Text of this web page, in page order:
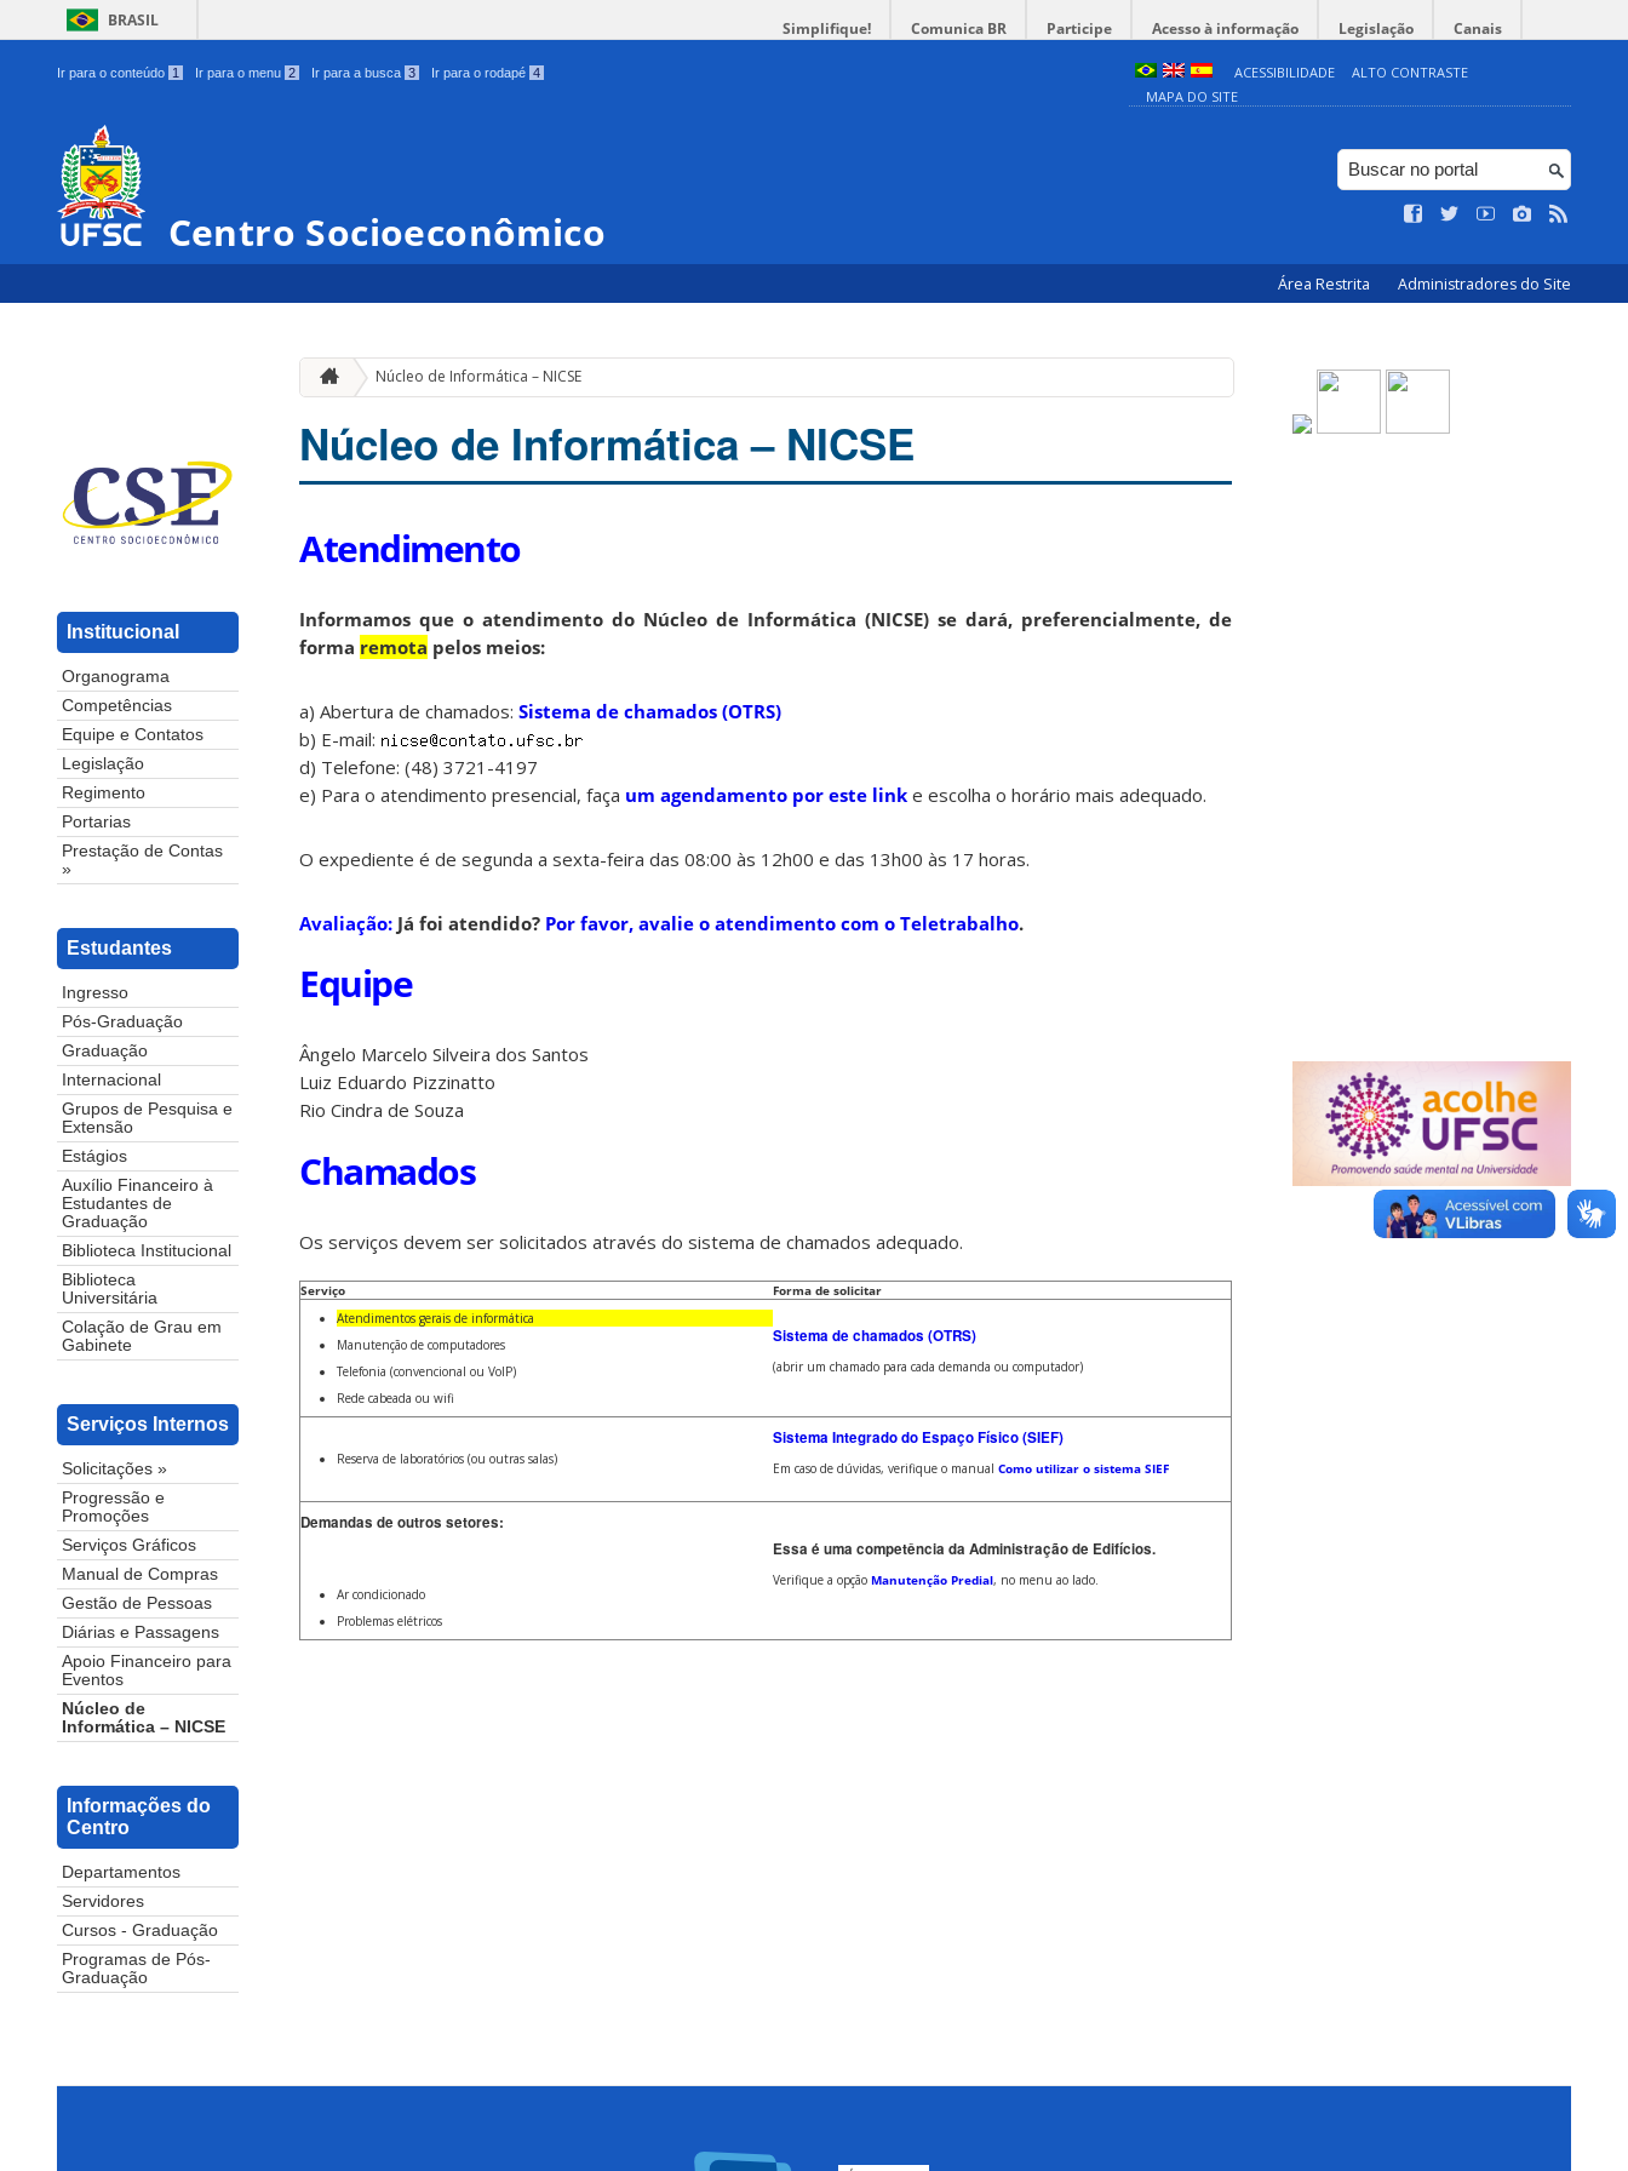
BRASIL Simplifique! Comunica BR Participe Acesso à informação Legislação Canais
Ir para o conteúdo 1 Ir para o menu 2 Ir para a busca 3 Ir para o rodapé 4 ACESSIBILIDADE
ALTO CONTRASTE
MAPA DO SITE
Centro Socioeconômico
Área Restrita Administradores do Site
Institucional
Organograma
Competências
Equipe e Contatos
Legislação
Regimento
Portarias
Prestação de Contas
»
Estudantes
Ingresso
Pós-Graduação
Graduação
Internacional
Grupos de Pesquisa e
Extensão
Estágios
Auxílio Financeiro à
Estudantes de
Graduação
Biblioteca Institucional
Biblioteca
Universitária
Colação de Grau em
Gabinete
Serviços Internos
Solicitações »
Progressão e
Promoções
Serviços Gráficos
Manual de Compras
Gestão de Pessoas
Diárias e Passagens
Apoio Financeiro para
Eventos
Núcleo de
Informática – NICSE
Informações do
Centro
Departamentos
Servidores
Cursos - Graduação
Programas de Pós-
Graduação
Núcleo de Informática – NICSE
Núcleo de Informática – NICSE
Atendimento
Informamos que o atendimento do Núcleo de Informática (NICSE) se dará, preferencialmente, de
forma remota pelos meios:
a) Abertura de chamados: Sistema de chamados (OTRS)
b) E-mail:
d) Telefone: (48) 3721-4197
e) Para o atendimento presencial, faça um agendamento por este link e escolha o horário mais adequado.
O expediente é de segunda a sexta-feira das 08:00 às 12h00 e das 13h00 às 17 horas.
Avaliação: Já foi atendido? Por favor, avalie o atendimento com o Teletrabalho.
Equipe
Ângelo Marcelo Silveira dos Santos
Luiz Eduardo Pizzinatto
Rio Cindra de Souza
Chamados
Os serviços devem ser solicitados através do sistema de chamados adequado.
Serviço
Forma de solicitar
Atendimentos gerais de informática
Manutenção de computadores
Telefonia (convencional ou VoIP)
Rede cabeada ou wifi
Sistema de chamados (OTRS)
(abrir um chamado para cada demanda ou computador)
Reserva de laboratórios (ou outras salas)
Sistema Integrado do Espaço Físico (SIEF)
Em caso de dúvidas, verifique o manual Como utilizar o sistema SIEF
Demandas de outros setores:
Ar condicionado
Problemas elétricos
Essa é uma competência da Administração de Edifícios.
Verifique a opção Manutenção Predial, no menu ao lado.